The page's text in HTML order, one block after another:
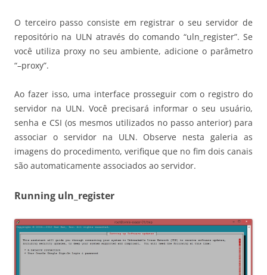
O terceiro passo consiste em registrar o seu servidor de
repositório na ULN através do comando “uln_register”. Se
você utiliza proxy no seu ambiente, adicione o parâmetro
“–proxy”.
Ao fazer isso, uma interface prosseguir com o registro do
servidor na ULN. Você precisará informar o seu usuário,
senha e CSI (os mesmos utilizados no passo anterior) para
associar o servidor na ULN. Observe nesta galeria as
imagens do procedimento, verifique que no fim dois canais
são automaticamente associados ao servidor.
Running uln_register